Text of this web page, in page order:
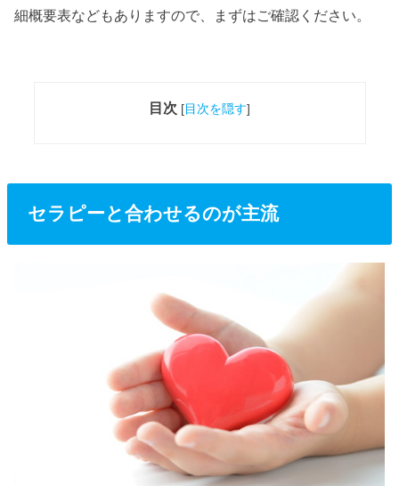
細概要表などもありますので、まずはご確認ください。
目次 [目次を隠す]
セラピーと合わせるのが主流